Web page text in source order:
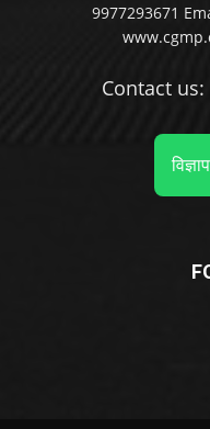
9977293671
Contact us: